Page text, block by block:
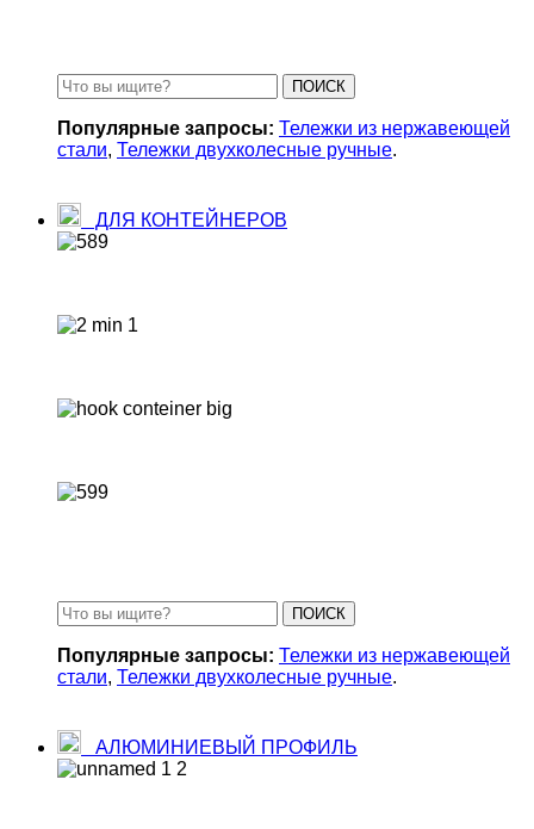
ПОИСК
Популярные запросы: Тележки из нержавеющей
стали, Тележки двухколесные ручные.
ДЛЯ КОНТЕЙНЕРОВ
ПОИСК
Популярные запросы: Тележки из нержавеющей
стали, Тележки двухколесные ручные.
АЛЮМИНИЕВЫЙ ПРОФИЛЬ